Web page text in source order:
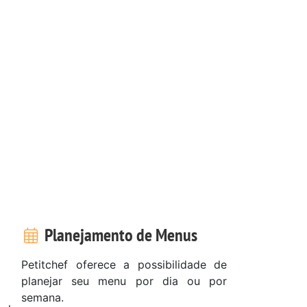
Planejamento de Menus
Petitchef oferece a possibilidade de
planejar seu menu por dia ou por
semana.